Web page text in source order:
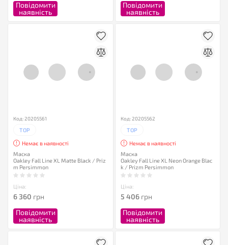
Повідомити
наявність
Повідомити
наявність
Код: 20205561
TOP
Немає в наявності
Маска
Oakley Fall Line XL Matte Black / Priz
m Persimmon
Ціна:
6 360 грн
Повідомити
наявність
Код: 20205562
TOP
Немає в наявності
Маска
Oakley Fall Line XL Neon Orange Blac
k / Prizm Persimmon
Ціна:
5 406грн
Повідомити
наявність